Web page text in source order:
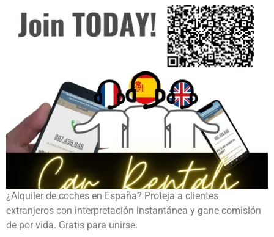
¿Alquiler de coches en España? Proteja a clientes
extranjeros con interpretación instantánea y gane comisión
de por vida. Gratis para unirse.